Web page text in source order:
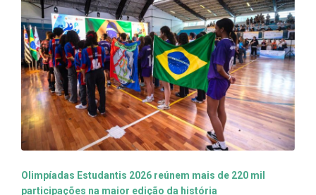
Olimpíadas Estudantis 2026 reúnem mais de 220 mil
participações na maior edição da história